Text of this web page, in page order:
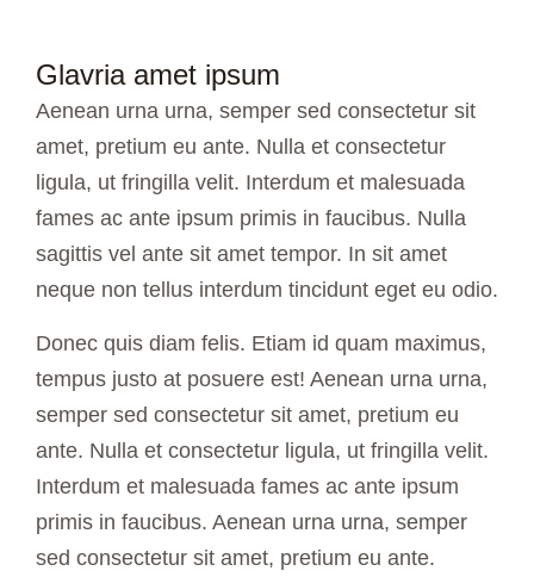
Glavria amet ipsum
Aenean urna urna, semper sed consectetur sit
amet, pretium eu ante. Nulla et consectetur
ligula, ut fringilla velit. Interdum et malesuada
fames ac ante ipsum primis in faucibus. Nulla
sagittis vel ante sit amet tempor. In sit amet
neque non tellus interdum tincidunt eget eu odio.
Donec quis diam felis. Etiam id quam maximus,
tempus justo at posuere est! Aenean urna urna,
semper sed consectetur sit amet, pretium eu
ante. Nulla et consectetur ligula, ut fringilla velit.
Interdum et malesuada fames ac ante ipsum
primis in faucibus. Aenean urna urna, semper
sed consectetur sit amet, pretium eu ante.